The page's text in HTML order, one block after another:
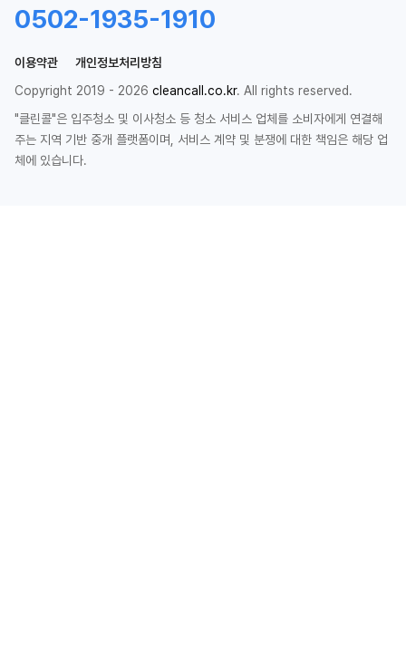
0502-1935-1910
이용약관
개인정보처리방침
Copyright 2019 - 2026 cleancall.co.kr. All rights reserved.
"클린콜"은 입주청소 및 이사청소 등 청소 서비스 업체를 소비자에게 연결해
주는 지역 기반 중개 플랫폼이며, 서비스 계약 및 분쟁에 대한 책임은 해당 업
체에 있습니다.